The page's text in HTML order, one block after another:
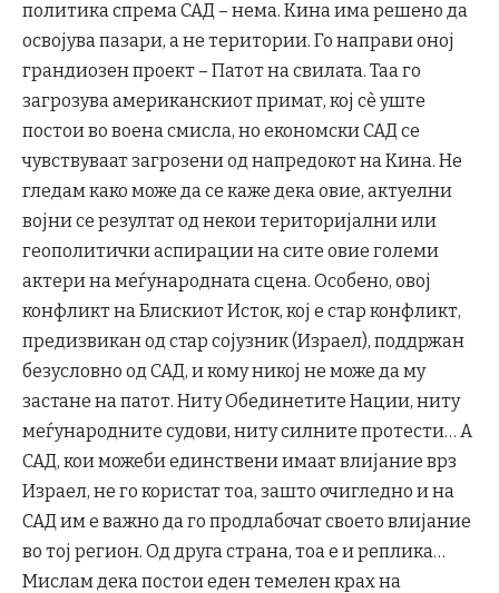
политика спрема САД – нема. Кина има решено да
освојува пазари, а не територии. Го направи оној
грандиозен проект – Патот на свилата. Таа го
загрозува американскиот примат, кој сè уште
постои во воена смисла, но економски САД се
чувствуваат загрозени од напредокот на Кина. Не
гледам како може да се каже дека овие, актуелни
војни се резултат од некои територијални или
геополитички аспирации на сите овие големи
актери на меѓународната сцена. Особено, овој
конфликт на Блискиот Исток, кој е стар конфликт,
предизвикан од стар сојузник (Израел), поддржан
безусловно од САД, и кому никој не може да му
застане на патот. Ниту Обединетите Нации, ниту
меѓународните судови, ниту силните протести… А
САД, кои можеби единствени имаат влијание врз
Израел, не го користат тоа, зашто очигледно и на
САД им е важно да го продлабочат своето влијание
во тој регион. Од друга страна, тоа е и реплика…
Мислам дека постои еден темелен крах на